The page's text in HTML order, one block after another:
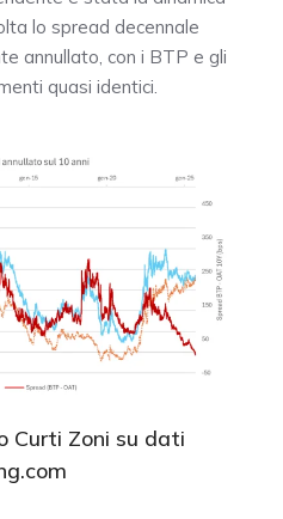
lo spread decennale
annullato, con i BTP e gli
quasi identici.
Curti Zoni su dati